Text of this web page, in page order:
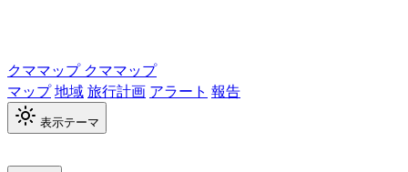
クママップ クママップ
マップ地域旅行計画 アラート 報告
表示テーマ